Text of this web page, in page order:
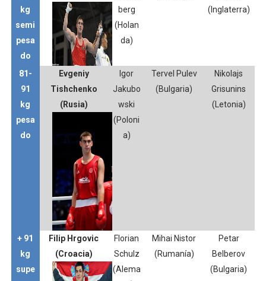
kg
semi
pesa
do
berg
(Holan
da)
(Inglaterra)
81-
91
kg
pesa
do
Evgeniy
Tishchenko
(Rusia)
Igor
Jakubo
wski
(Poloni
a)
Tervel Pulev
(Bulgaria)
Nikolajs
Grisunins
(Letonia)
+ 91
kg
supe
Filip Hrgovic
(Croacia)
Florian
Schulz
(Alema
Mihai Nistor
(Rumanía)
Petar
Belberov
(Bulgaria)